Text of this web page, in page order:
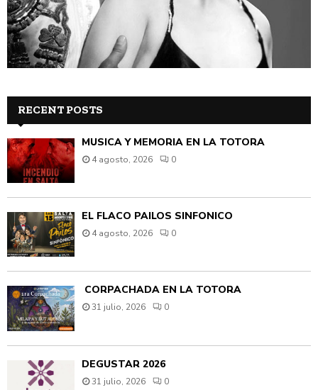
RECENT POSTS
MÚSICA Y MEMORIA EN LA TOTORA
4 agosto, 2026 0
EL FLACO PAILOS SINFÓNICO
4 agosto, 2026 0
CORPACHADA EN LA TOTORA
31 julio, 2026 0
DEGUSTAR 2026
31 julio, 2026 0